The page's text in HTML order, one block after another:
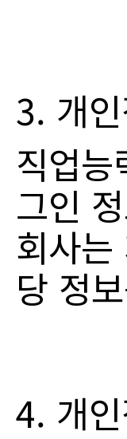
3. 개
직업
그인
회사
당 정
4. 개